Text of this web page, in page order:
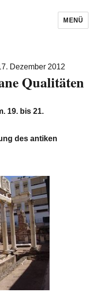
MENÜ
Dezember 2012
Qualitäten
19. bis 21.
des antiken